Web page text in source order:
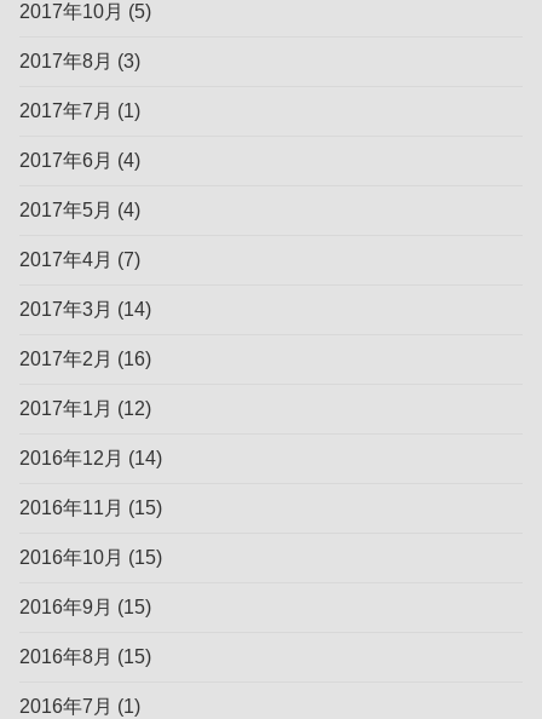
2017年10月 (5)
2017年8月 (3)
2017年7月 (1)
2017年6月 (4)
2017年5月 (4)
2017年4月 (7)
2017年3月 (14)
2017年2月 (16)
2017年1月 (12)
2016年12月 (14)
2016年11月 (15)
2016年10月 (15)
2016年9月 (15)
2016年8月 (15)
2016年7月 (1)